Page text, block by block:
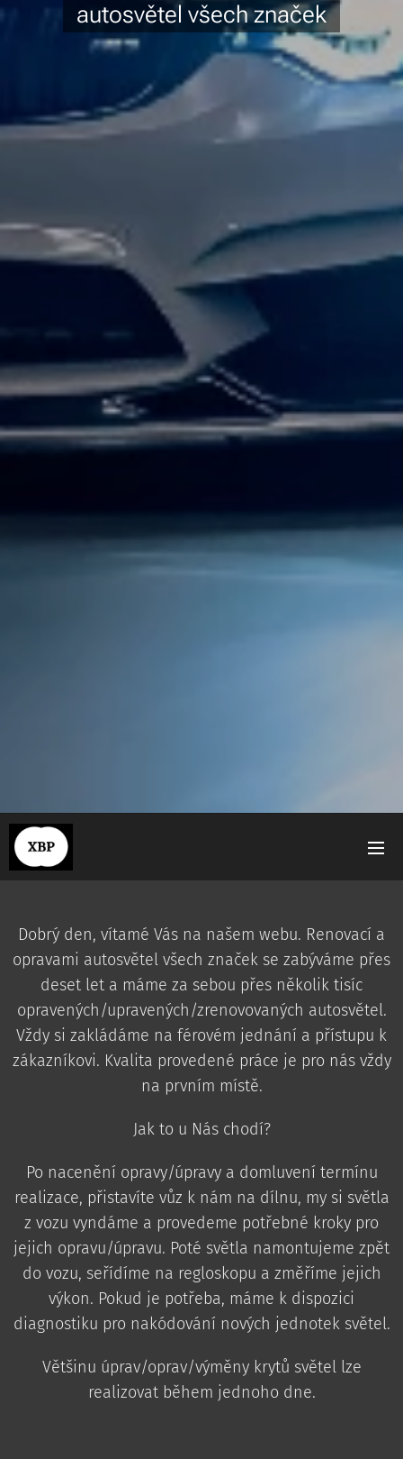
autosvětel všech značek
Dobrý den, vítamé Vás na našem webu. Renovací a
opravami autosvětel všech značek se zabýváme přes
deset let a máme za sebou přes několik tisíc
opravených/upravených/zrenovovaných autosvětel.
Vždy si zakládáme na férovém jednání a přístupu k
zákazníkovi. Kvalita provedené práce je pro nás vždy
na prvním místě.
Jak to u Nás chodí?
Po nacenění opravy/úpravy a domluvení termínu
realizace, přistavíte vůz k nám na dílnu, my si světla
z vozu vyndáme a provedeme potřebné kroky pro
jejich opravu/úpravu. Poté světla namontujeme zpět
do vozu, seřídíme na regloskopu a změříme jejich
výkon. Pokud je potřeba, máme k dispozici
diagnostiku pro nakódování nových jednotek světel.
Většinu úprav/oprav/výměny krytů světel lze
realizovat během jednoho dne.